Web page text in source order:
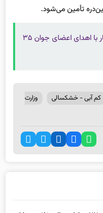
تأمین می‌شود.
جان دوباره به ۵ بیمار با اهدای اعضای جوان ۳۵
کم آبی - خشکسالی
وزارت